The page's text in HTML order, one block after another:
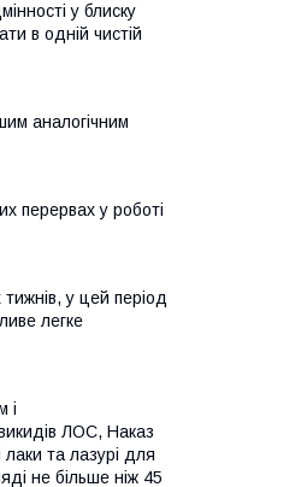
у блиску
в одній чистій
аналогічним
перервах у роботі
тижнів, у цей період
легке
і
ЛОС, Наказ
та лазурі для
не більше ніж 45